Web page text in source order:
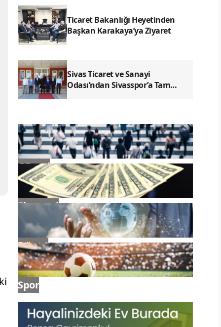
Ticaret Bakanlığı Heyetinden
Başkan Karakaya’ya Ziyaret
Sivas Ticaret ve Sanayi
Odası’ndan Sivasspor’a Tam
Güncel
Ekonomi
Dünya
Spor